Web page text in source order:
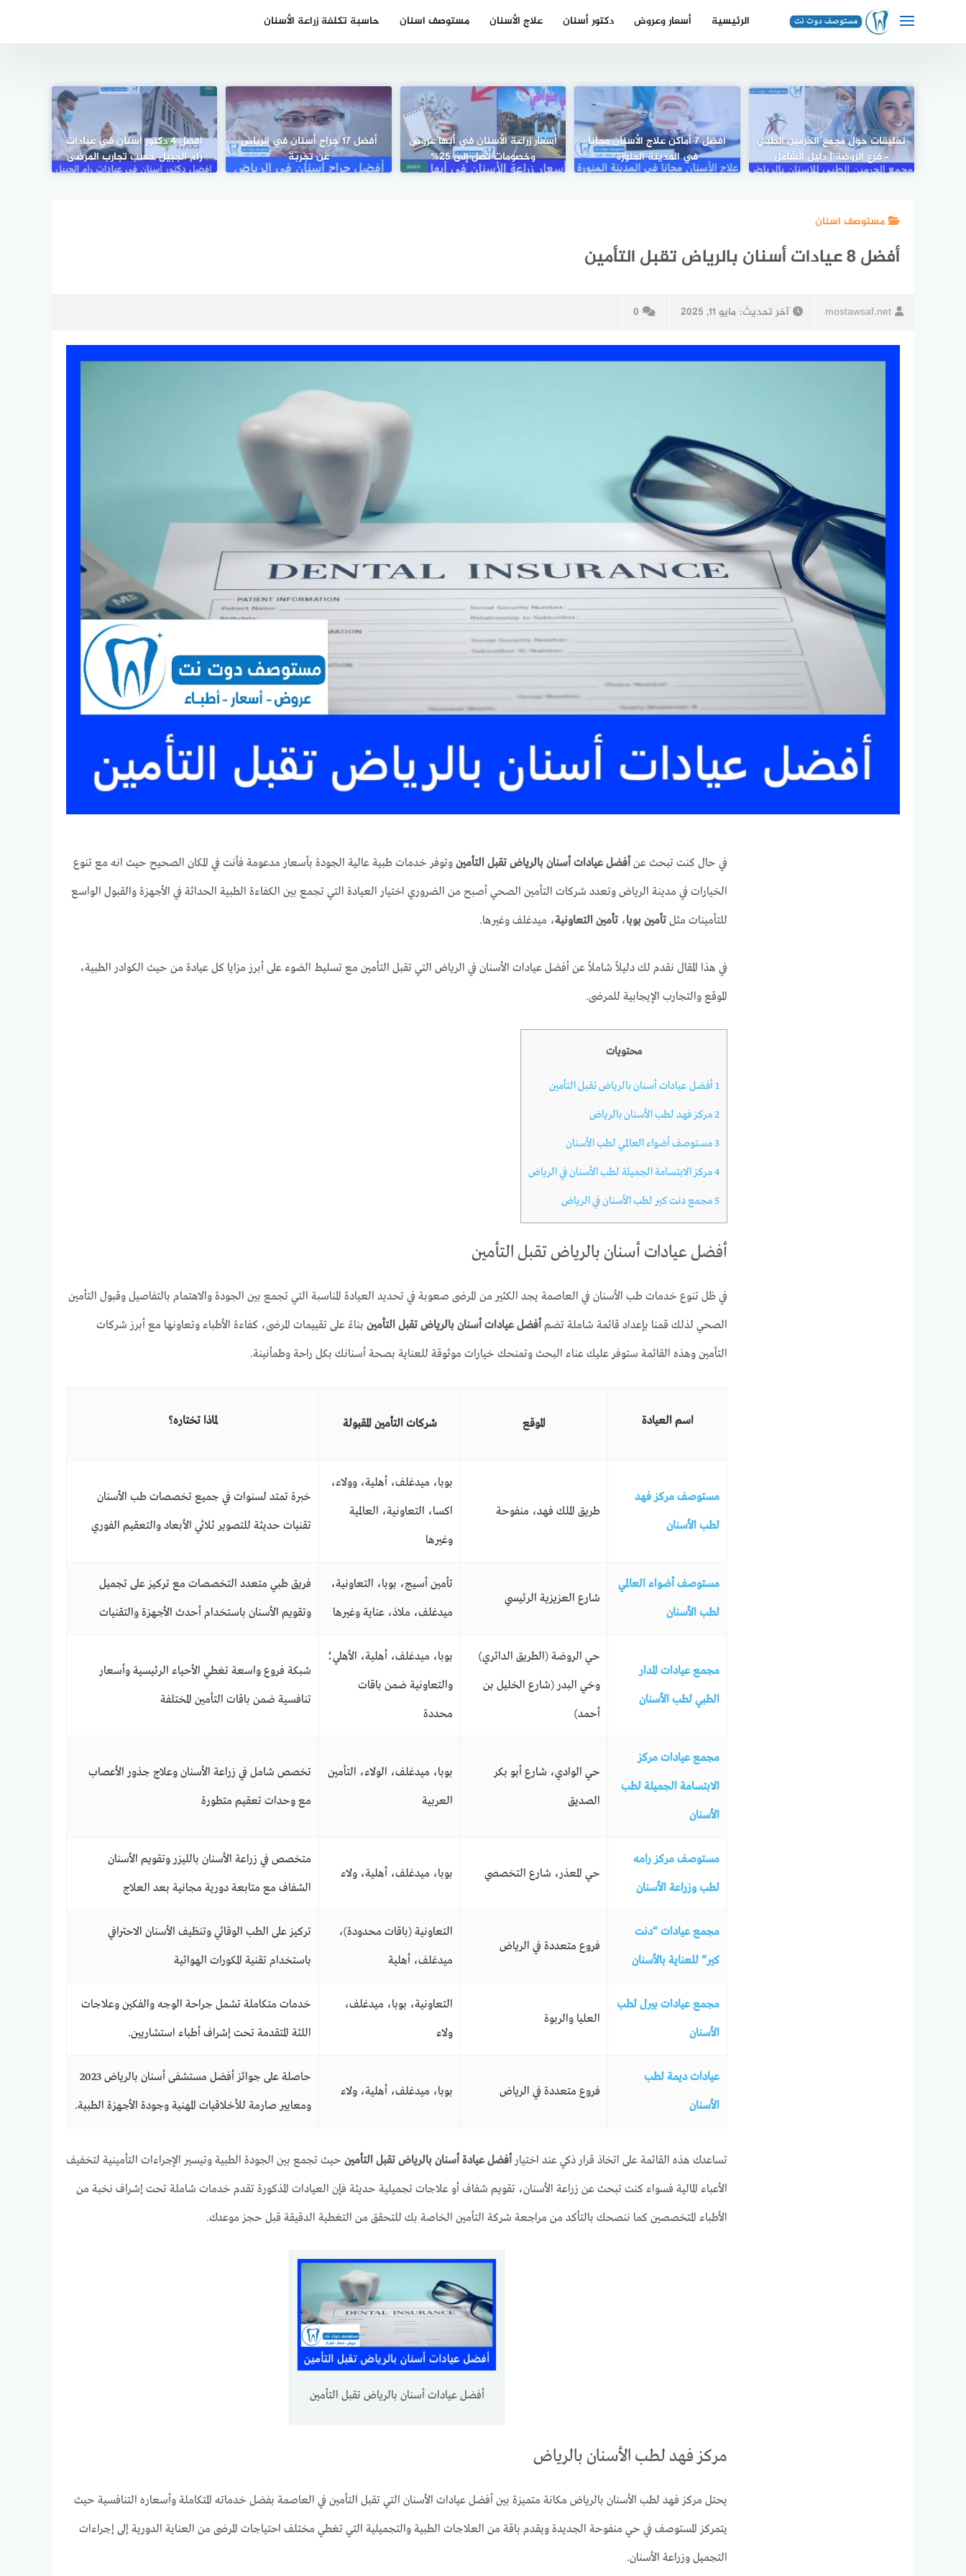
الرئيسية أسعار وعروض دكتور أسنان علاج الأسنان مستوصف اسنان حاسبة تكلفة زراعة الأسنان
تعليقات حول مجمع الحرمين الطبي
– فرع الروضة | دليل الشامل
افضل 7 أماكن علاج الأسنان مجانا
في المدينة المنورة
أسعار زراعة الأسنان في أبها عروض
وخصومات تصل إلى 25%
أفضل 17 جراح أسنان في الرياض
عن تجربة
افضل 4 دكتور اسنان في عيادات
رام الجبيل حسب تجارب المرضى
مستوصف اسنان
أفضل 8 عيادات أسنان بالرياض تقبل التأمين
mostawsaf.net آخر تحديث: مايو 11, 2025 0
في حال كنت تبحث عن أفضل عيادات أسنان بالرياض تقبل التأمين وتوفر خدمات طبية عالية الجودة بأسعار مدعومة فأنت في المكان الصحيح حيث انه مع تنوع
الخيارات في مدينة الرياض وتعدد شركات التأمين الصحي أصبح من الضروري اختيار العيادة التي تجمع بين الكفاءة الطبية الحداثة في الأجهزة والقبول الواسع
للتأمينات مثل تأمين بوبا، تأمين التعاونية، ميدغلف وغيرها.
في هذا المقال نقدم لك دليلاً شاملاً عن أفضل عيادات الأسنان في الرياض التي تقبل التأمين مع تسليط الضوء على أبرز مزايا كل عيادة من حيث الكوادر الطبية،
الموقع والتجارب الإيجابية للمرضى.
محتويات
1أفضل عيادات أسنان بالرياض تقبل التأمين
2مركز فهد لطب الأسنان بالرياض
3مستوصف أضواء العالمي لطب الأسنان
4مركز الابتسامة الجميلة لطب الأسنان في الرياض
5مجمع دنت كير لطب الأسنان في الرياض
أفضل عيادات أسنان بالرياض تقبل التأمين
في ظل تنوع خدمات طب الأسنان في العاصمة يجد الكثير من المرضى صعوبة في تحديد العيادة المناسبة التي تجمع بين الجودة والاهتمام بالتفاصيل وقبول التأمين
الصحي لذلك قمنا بإعداد قائمة شاملة تضم أفضل عيادات أسنان بالرياض تقبل التأمين بناءً على تقييمات المرضى، كفاءة الأطباء وتعاونها مع أبرز شركات
التأمين وهذه القائمة ستوفر عليك عناء البحث وتمنحك خيارات موثوقة للعناية بصحة أسنانك بكل راحة وطمأنينة.
اسم العيادة الموقع شركات التأمين المقبولة لماذا تختاره؟
مستوصف مركز فهد
لطب الأسنان
طريق الملك فهد، منفوحة
بوبا، ميدغلف، أهلية، وولاء،
اكسا، التعاونية، العالمية
وغيرها
خبرة تمتد لسنوات في جميع تخصصات طب الأسنان
تقنيات حديثة للتصوير ثلاثي الأبعاد والتعقيم الفوري
مستوصف أضواء العالمي
لطب الأسنان
شارع العزيزية الرئيسي
تأمين أسيج، بوبا، التعاونية،
ميدغلف، ملاذ، عناية وغيرها
فريق طبي متعدد التخصصات مع تركيز على تجميل
وتقويم الأسنان باستخدام أحدث الأجهزة والتقنيات
مجمع عيادات المدار
الطبي لطب الأسنان
حي الروضة (الطريق الدائري)
وحَي البدر (شارع الخليل بن
أحمد)
بوبا، ميدغلف، أهلية، الأهلي؛
والتعاونية ضمن باقات
محددة
شبكة فروع واسعة تغطي الأحياء الرئيسية وأسعار
تنافسية ضمن باقات التأمين المختلفة
مجمع عيادات مركز
الابتسامة الجميلة لطب
الأسنان
حي الوادي، شارع أبو بكر
الصديق
بوبا، ميدغلف، الولاء، التأمين
العربية
تخصص شامل في زراعة الأسنان وعلاج جذور الأعصاب
مع وحدات تعقيم متطورة
مستوصف مركز رامه
لطب وزراعة الأسنان
حي المعذر، شارع التخصصي بوبا، ميدغلف، أهلية، ولاء
متخصص في زراعة الأسنان بالليزر وتقويم الأسنان
الشفاف مع متابعة دورية مجانية بعد العلاج
مجمع عيادات “دنت
كير” للعناية بالأسنان
فروع متعددة في الرياض
التعاونية (باقات محدودة)،
ميدغلف، أهلية
تركيز على الطب الوقائي وتنظيف الأسنان الاحترافي
باستخدام تقنية المكورات الهوائية
مجمع عيادات بيرل لطب
الأسنان
العليا والربوة
التعاونية، بوبا، ميدغلف،
ولاء
خدمات متكاملة تشمل جراحة الوجه والفكين وعلاجات
اللثة المتقدمة تحت إشراف أطباء استشاريين.
عيادات ديمة لطب
الأسنان
فروع متعددة في الرياض بوبا، ميدغلف، أهلية، ولاء
حاصلة على جوائز أفضل مستشفى أسنان بالرياض 2023
ومعايير صارمة للأخلاقيات المهنية وجودة الأجهزة الطبية.
تساعدك هذه القائمة على اتخاذ قرار ذكي عند اختيارأفضل عيادة أسنان بالرياض تقبل التأمين حيث تجمع بين الجودة الطبية وتيسير الإجراءات التأمينية لتخفيف
الأعباء المالية فسواء كنت تبحث عن زراعة الأسنان، تقويم شفاف أو علاجات تجميلية حديثة فإن العيادات المذكورة تقدم خدمات شاملة تحت إشراف نخبة من
الأطباء المتخصصين كما ننصحك بالتأكد من مراجعة شركة التأمين الخاصة بك للتحقق من التغطية الدقيقة قبل حجز موعدك.
أفضل عيادات أسنان بالرياض تقبل التأمين
مركز فهد لطب الأسنان بالرياض
يحتل مركز فهد لطب الأسنان بالرياض مكانة متميزة بين أفضل عيادات الأسنان التي تقبل التأمين في العاصمة بفضل خدماته المتكاملة وأسعاره التنافسية حيث
يتمركز المستوصف في حي منفوحة الجديدة ويقدم باقة من العلاجات الطبية والتجميلية التي تغطي مختلف احتياجات المرضى من العناية الدورية إلى إجراءات
التجميل وزراعة الأسنان.